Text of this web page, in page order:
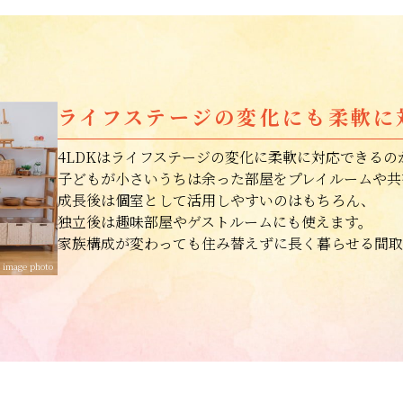
image photo
ライフステージの変化にも柔軟
4LDKはライフステージの変化に柔軟に対応できるの
子どもが小さいうちは余った部屋をプレイルームや
成長後は個室として活用しやすいのはもちろん、
独立後は趣味部屋やゲストルームにも使えます。
家族構成が変わっても住み替えずに長く暮らせる間